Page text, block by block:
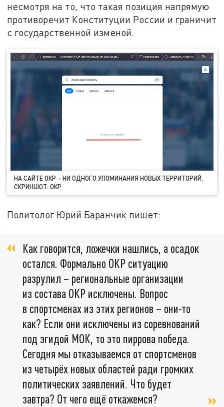
несмотря на то, что такая позиция напрямую
противоречит Конституции России и граничит
с государственной изменой.
НА САЙТЕ ОКР – НИ ОДНОГО УПОМИНАНИЯ НОВЫХ ТЕРРИТОРИЙ.
СКРИНШОТ: ОКР
Политолог Юрий Баранчик пишет:
Как говорится, ложечки нашлись, а осадок
остался. Формально ОКР ситуацию
разрулил – региональные организации
из состава ОКР исключены. Вопрос
в спортсменах из этих регионов – они-то
как? Если они исключены из соревнований
под эгидой МОК, то это пиррова победа.
Сегодня мы отказываемся от спортсменов
из четырёх новых областей ради громких
политических заявлений. Что будет
завтра? От чего ещё откажемся?